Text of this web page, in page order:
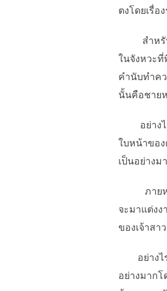
ตงโดยเรื่อ
สำหรับเ
ในจังหวะที่
คำนับทำค
นั้นคือชาย
อย่างไร
ใบหน้าของ
เป็นอย่าง
ภายหลัง
จะมาแต่ง
ของเจ้าสา
อย่างไร
อย่างมาก